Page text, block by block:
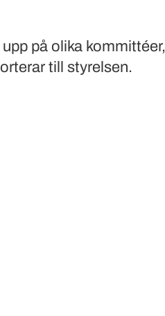
på olika kommittéer,
till styrelsen.